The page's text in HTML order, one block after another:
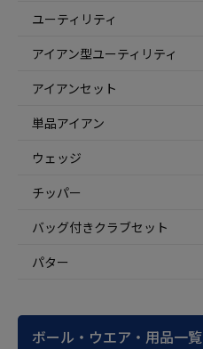
ユーティリティ
アイアン型ユーティリティ
アイアンセット
単品アイアン
ウェッジ
チッパー
バッグ付きクラブセット
パター
ボール・ウエア・用品一覧